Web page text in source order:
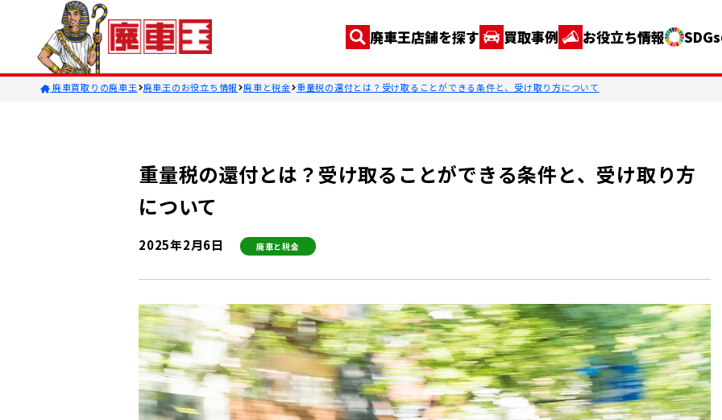
廃車王店舗を探す 買取事例 お役立ち情報
廃車買取りの廃車王 廃車王のお役立ち情報 廃車と税金 重量税の還付とは？受け取ることができる条件と、受け取り方について
重量税の還付とは？受け取ることができる条件と、受け取り方
について
2025年2月6日 廃車と税金